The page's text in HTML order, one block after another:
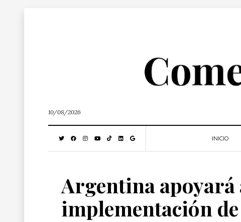
10/08/2026
INICIO
Argentina apoyará
implementación